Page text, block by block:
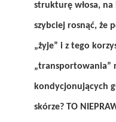
strukturę włosa, na
szybciej rosnąć, że
„żyje” i z tego
„transportowania”
kondycjonujących
skórze? TO